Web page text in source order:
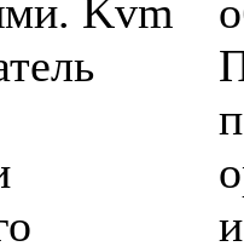
Kvm